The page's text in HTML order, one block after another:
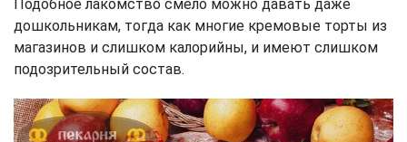
Подобное лакомство смело можно давать даже
дошкольникам, тогда как многие кремовые торты из
магазинов и слишком калорийны, и имеют слишком
подозрительный состав.